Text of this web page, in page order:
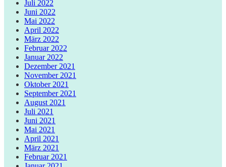
Juli 2022
Juni 2022
Mai 2022
April 2022
März 2022
Februar 2022
Januar 2022
Dezember 2021
November 2021
Oktober 2021
September 2021
August 2021
Juli 2021
Juni 2021
Mai 2021
April 2021
März 2021
Februar 2021